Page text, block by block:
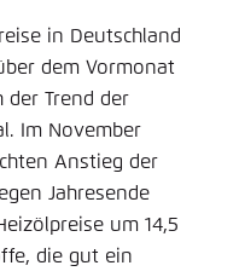
in Deutschland
dem Vormonat
der Trend der
Im November
Anstieg der
Jahresende
um 14,5
die gut ein